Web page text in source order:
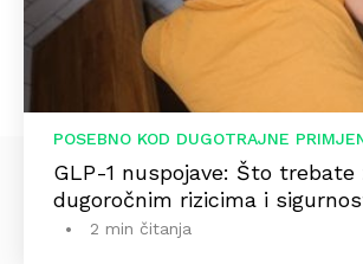
POSEBNO KOD DUGOTRAJNE
GLP-1 nuspojave: Što trebate
dugoročnim rizicima i
2 min čitanja